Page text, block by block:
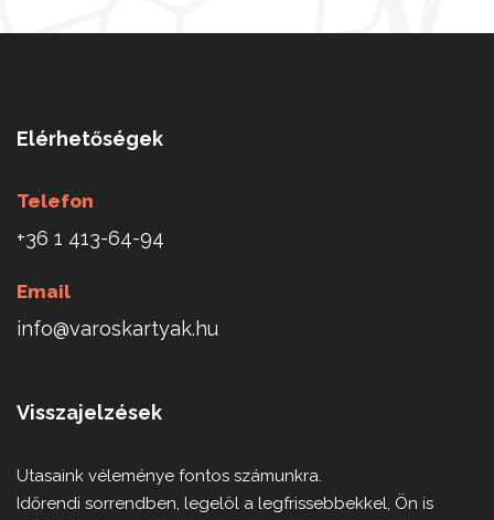
Elérhetőségek
Telefon
+36 1 413-64-94
Email
info@varoskartyak.hu
Visszajelzések
Utasaink véleménye fontos számunkra.
Időrendi sorrendben, legelöl a legfrissebbekkel, Ön is